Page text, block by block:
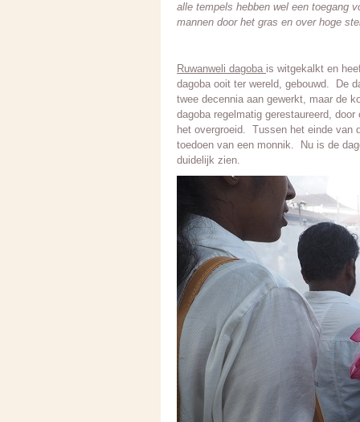
alle tempels hebben wel een toegang
mannen door het gras en over hoge
Ruwanweli dagoba is witgekalkt en
dagoba ooit ter wereld, gebouwd. De
twee decennia aan gewerkt, maar de
dagoba regelmatig gerestaureerd,
het overgroeid. Tussen het einde van
toedoen van een monnik. Nu is de
duidelijk zien.